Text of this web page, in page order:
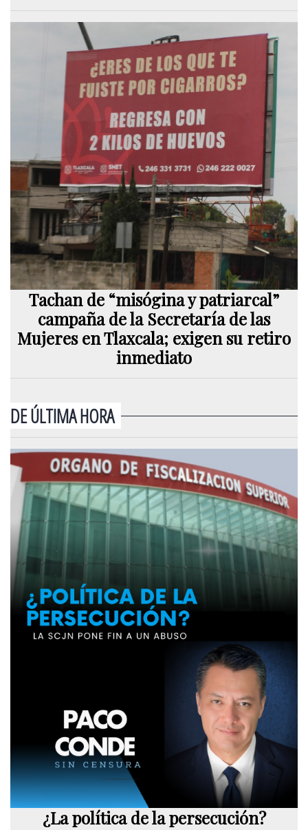
Tachan de “misógina y patriarcal”
campaña de la Secretaría de las
Mujeres en Tlaxcala; exigen su retiro
inmediato
DE ÚLTIMA HORA
¿La política de la persecución?